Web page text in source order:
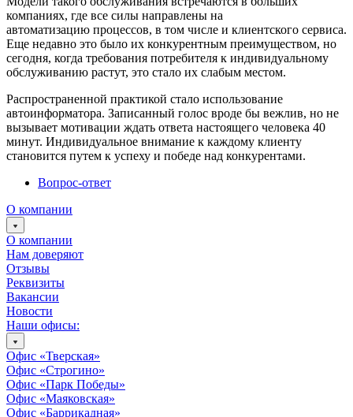
компаниях, где все силы направлены на
автоматизацию процессов, в том числе и клиентского сервиса.
Еще недавно это было их конкурентным преимуществом, но
сегодня, когда требования потребителя к индивидуальному
обслуживанию растут, это стало их слабым местом.
Распространенной практикой стало использование
автоинформатора. Записанный голос вроде бы вежлив, но не
вызывает мотивации ждать ответа настоящего человека 40
минут. Индивидуальное внимание к каждому клиенту
становится путем к успеху и победе над конкурентами.
Вопрос-ответ
О компании
О компании
Нам доверяют
Отзывы
Реквизиты
Вакансии
Новости
Наши офисы:
Офис «Тверская»
Офис «Строгино»
Офис «Парк Победы»
Офис «Маяковская»
Офис «Баррикадная»